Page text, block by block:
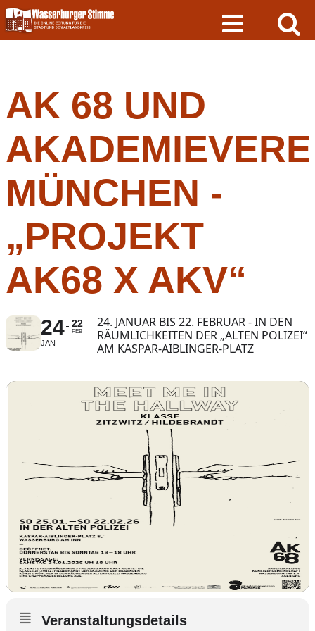
Skip
to
content
AK 68 UND
MÜNCHEN -
„PROJEKT
AK68 X AKV“
24
JAN
22
FEB
24. JANUAR BIS 22. FEBRUAR - IN DEN
RÄUMLICHKEITEN DER „ALTEN POLIZEI“
AM KASPAR-AIBLINGER-PLATZ
Veranstaltungsdetails